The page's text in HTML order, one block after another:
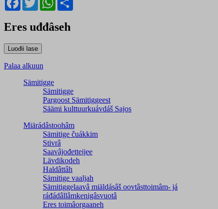
Eres uđđâseh
Palaa alkuun
Sämitigge
Sämitigge
Pargoost Sämitiggeest
Säämi kulttuurkuávdáš Sajos
Miärádâstoohâm
Sämitige čuákkim
Stivrâ
Saavâjođetteijee
Lävdikodeh
Haldâttâh
Sämitige vaaljah
Sämitiggelaavâ miäldásâš oovtâsttoimâm- já
ráđádâllâmkenigâsvuotâ
Eres toimâorgaaneh